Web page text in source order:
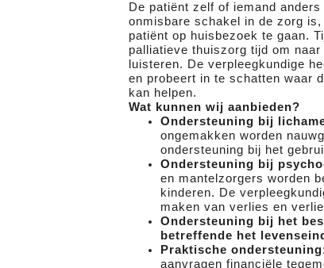
De patiënt zelf of iemand
onmisbare schakel in de zorg
patiënt op huisbezoek te gaan.
palliatieve thuiszorg tijd om
luisteren. De verpleegkundige
en probeert in te schatten waar
kan helpen.
Wat kunnen wij aanbieden?
Ondersteuning bij
ongemakken worden
ondersteuning bij het
Ondersteuning bij
en mantelzorgers worden
kinderen. De
maken van verlies en
Ondersteuning bij het
betreffende het
Praktische ondersteuning
aanvragen financiële